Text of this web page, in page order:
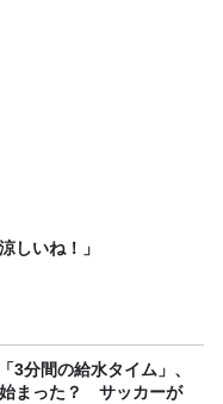
しいね！」
3分間の給水タイム」、
まった？ サッカーが